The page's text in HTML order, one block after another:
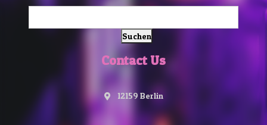
Suchen
Contact Us
12159 Berlin